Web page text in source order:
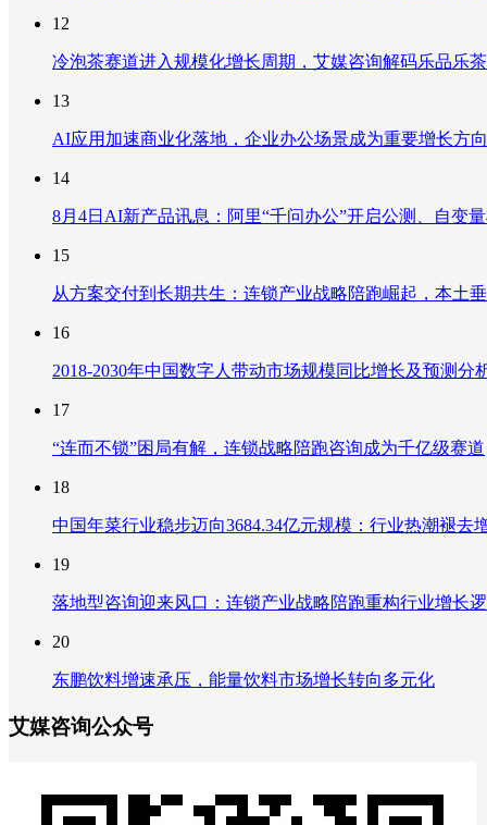
12
冷泡茶赛道进入规模化增长周期，艾媒咨询解码乐品乐
13
AI应用加速商业化落地，企业办公场景成为重要增长方向
14
8月4日AI新产品讯息：阿里“千问办公”开启公测、自变
15
从方案交付到长期共生：连锁产业战略陪跑崛起，本土
16
2018-2030年中国数字人带动市场规模同比增长及预测
17
“连而不锁”困局有解，连锁战略陪跑咨询成为千亿级赛道
18
中国年菜行业稳步迈向3684.34亿元规模：行业热潮褪
19
落地型咨询迎来风口：连锁产业战略陪跑重构行业增
20
东鹏饮料增速承压，能量饮料市场增长转向多元化
艾媒咨询公众号